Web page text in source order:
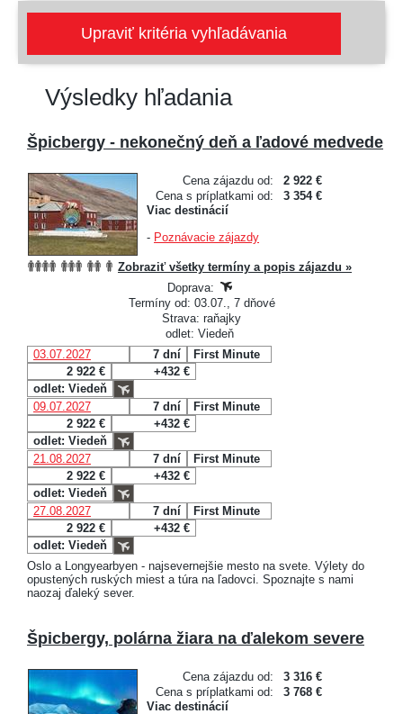
Výsledky hľadania
Špicbergy - nekonečný deň a ľadové medvede
Cena zájazdu od:
2 922 €
Cena s príplatkami od:
3 354 €
Viac destinácií
- Poznávacie zájazdy
Zobraziť všetky termíny a popis zájazdu »
Doprava:
Termíny od: 03.07., 7 dňové
Strava: raňajky
odlet: Viedeň
03.07.2027
7 dní
First Minute
2 922 €
+432 €
odlet: Viedeň
09.07.2027
7 dní
First Minute
2 922 €
+432 €
odlet: Viedeň
21.08.2027
7 dní
First Minute
2 922 €
+432 €
odlet: Viedeň
27.08.2027
7 dní
First Minute
2 922 €
+432 €
odlet: Viedeň
Oslo a Longyearbyen - najsevernejšie mesto na svete. Výlety do
opustených ruských miest a túra na ľadovci. Spoznajte s nami
naozaj ďaleký sever.
Špicbergy, polárna žiara na ďalekom severe
Cena zájazdu od:
3 316 €
Cena s príplatkami od:
3 768 €
Viac destinácií